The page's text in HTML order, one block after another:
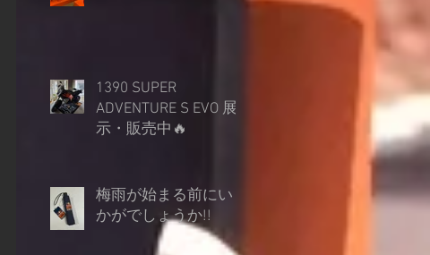
1390 SUPER
ADVENTURE S EVO 展
示・販売中🔥
梅雨が始まる前にい
かがでしょうか︎!!